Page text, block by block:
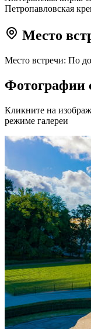
Петропавловская
Место
Место встречи: По
Фотографии
Кликните на
режиме галереи